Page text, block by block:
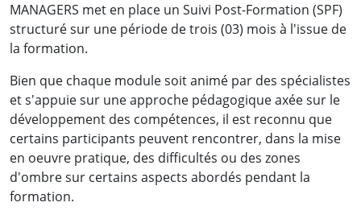
MANAGERS met en place un Suivi Post-Formation (SPF)
structuré sur une période de trois (03) mois à l'issue de
la formation.
Bien que chaque module soit animé par des spécialistes
et s'appuie sur une approche pédagogique axée sur le
développement des compétences, il est reconnu que
certains participants peuvent rencontrer, dans la mise
en oeuvre pratique, des difficultés ou des zones
d'ombre sur certains aspects abordés pendant la
formation.
Mme OBOUTI Osmella
Chef de Service Organisations et Développement
des Carrières
Société d'Eau et d'Energie du Gabon